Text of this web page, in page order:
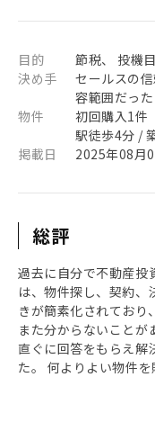
目的
節税、 投機
決め手
セールスの
容範囲だった
物件
初回購入1件
駅徒歩4分 /
掲載日
2025年08月
総評
過去に自分で不動産投
は、物件探し、契約
きが簡素化されており
また分からないことが
直ぐに回答をもらえ解
た。 何よりよい物件を